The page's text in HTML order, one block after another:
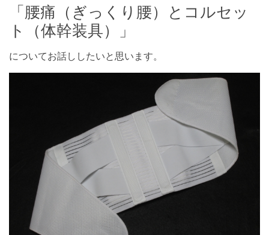
「腰痛（ぎっくり腰）とコルセッ
ト（体幹装具）」
についてお話ししたいと思います。